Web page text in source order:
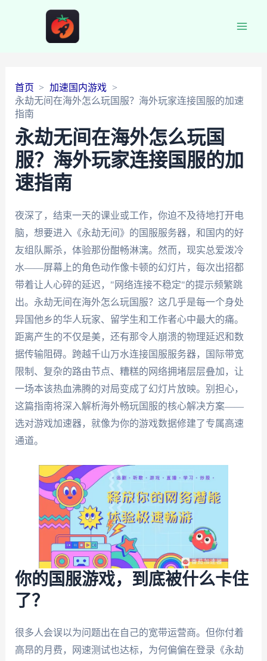
首页
加速国内游戏
永劫无间在海外怎么玩国服？海外玩家连接国服的加速
指南
永劫无间在海外怎么玩国
服？海外玩家连接国服的加
速指南
夜深了，结束一天的课业或工作，你迫不及待地打开电
脑，想要进入《永劫无间》的国服服务器，和国内的好
友组队厮杀，体验那份酣畅淋漓。然而，现实总爱泼冷
水——屏幕上的角色动作像卡顿的幻灯片，每次出招都
带着让人心碎的延迟，"网络连接不稳定"的提示频繁跳
出。永劫无间在海外怎么玩国服？这几乎是每一个身处
异国他乡的华人玩家、留学生和工作者心中最大的痛。
距离产生的不仅是美，还有那令人崩溃的物理延迟和数
据传输阻碍。跨越千山万水连接国服服务器，国际带宽
限制、复杂的路由节点、糟糕的网络拥堵层层叠加，让
一场本该热血沸腾的对局变成了幻灯片放映。别担心，
这篇指南将深入解析海外畅玩国服的核心解决方案——
选对游戏加速器，就像为你的游戏数据修建了专属高速
通道。
你的国服游戏，到底被什么卡住
了？
很多人会误以为问题出在自己的宽带运营商。但你付着
高昂的月费，网速测试也达标，为何偏偏在登录《永劫